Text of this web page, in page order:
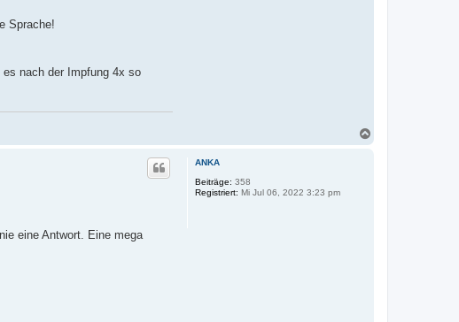
Sprache!
nach der Impfung 4x so
ANKA
Beiträge: 358
Registriert: Mi Jul 06, 2022 3:23 pm
eine Antwort. Eine mega